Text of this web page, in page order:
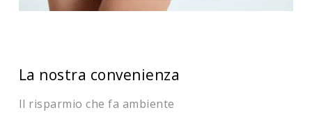
La nostra convenienza
Il risparmio che fa ambiente